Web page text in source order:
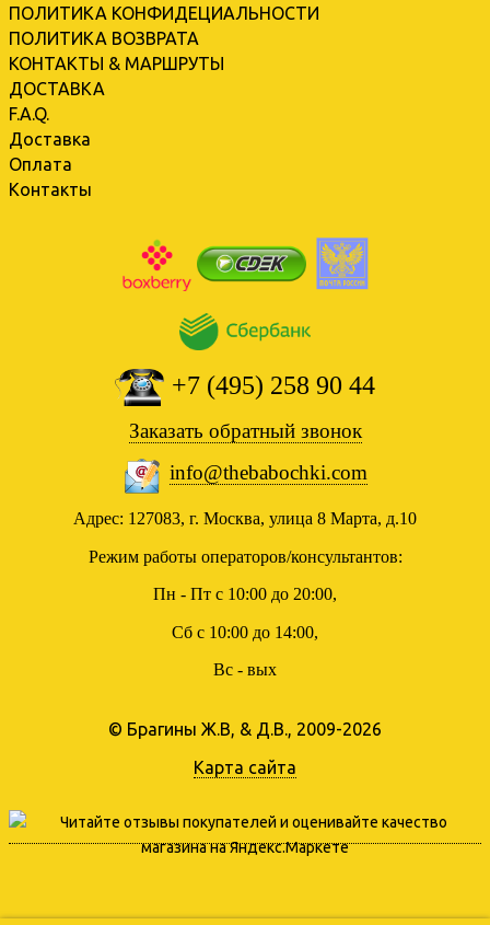
ПОЛИТИКА КОНФИДЕЦИАЛЬНОСТИ
ПОЛИТИКА ВОЗВРАТА
КОНТАКТЫ & МАРШРУТЫ
ДОСТАВКА
F.A.Q.
Доставка
Оплата
Контакты
+7 (495) 258 90 44
Заказать обратный звонок
info@thebabochki.com
Адрес: 127083, г. Москва, улица 8 Марта, д.10
Режим работы операторов/консультантов:
Пн - Пт с 10:00 до 20:00,
Сб с 10:00 до 14:00,
Вс - вых
© Брагины Ж.В, & Д.В., 2009-2026
Карта сайта